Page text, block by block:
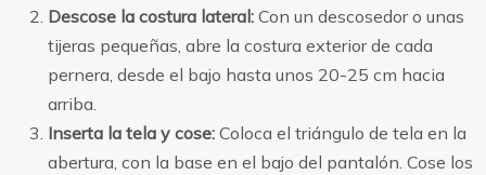
Descose la costura lateral: Con un descosedor o unas
tijeras pequeñas, abre la costura exterior de cada
pernera, desde el bajo hasta unos 20-25 cm hacia
arriba.
Inserta la tela y cose: Coloca el triángulo de tela en la
abertura, con la base en el bajo del pantalón. Cose los